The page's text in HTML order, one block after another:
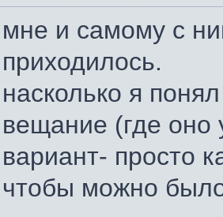
мне и самому с
приходилось.
насколько я
вещание (где оно
вариант- просто
чтобы можно